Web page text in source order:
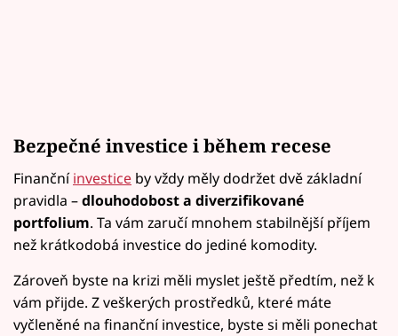
Bezpečné investice i během recese
Finančníinvestice by vždy měly dodržet dvě základní
pravidla –dlouhodobost a diverzifikované
portfolium. Ta vám zaručí mnohem stabilnější příjem
než krátkodobá investice do jediné komodity.
Zároveň byste na krizi měli myslet ještě předtím, než k
vám přijde. Z veškerých prostředků, které máte
vyčleněné na finanční investice, byste si měli ponechat